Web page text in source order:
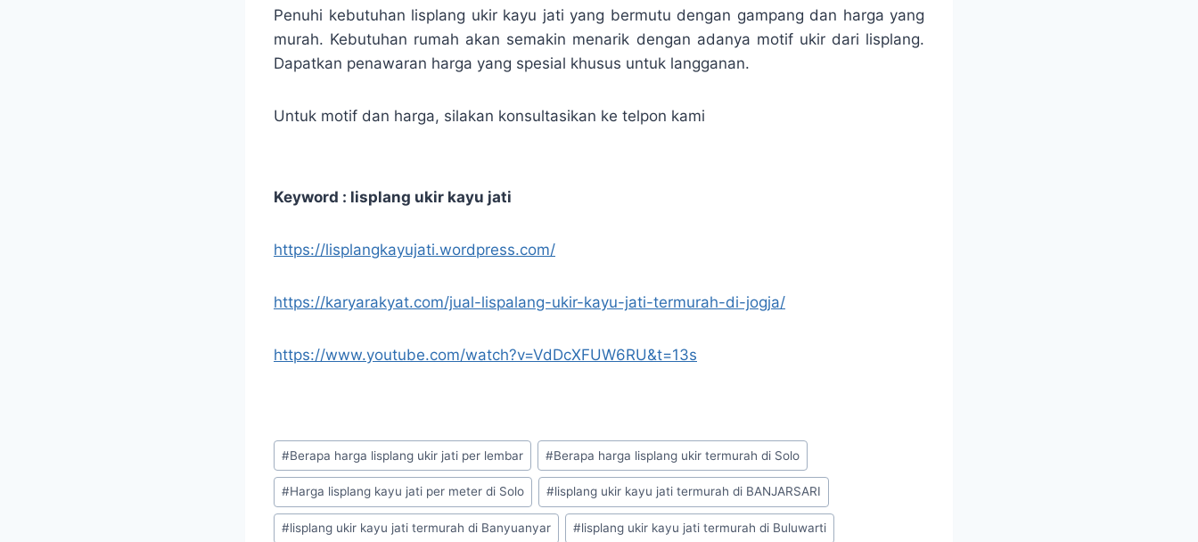
Penuhi kebutuhan lisplang ukir kayu jati yang bermutu dengan gampang dan harga yang
murah. Kebutuhan rumah akan semakin menarik dengan adanya motif ukir dari lisplang.
Dapatkan penawaran harga yang spesial khusus untuk langganan.
Untuk motif dan harga, silakan konsultasikan ke telpon kami
Keyword : lisplang ukir kayu jati
https://lisplangkayujati.wordpress.com/
https://karyarakyat.com/jual-lispalang-ukir-kayu-jati-termurah-di-jogja/
https://www.youtube.com/watch?v=VdDcXFUW6RU&t=13s
Post
Tags:
#Berapa harga lisplang ukir jati per lembar #Berapa harga lisplang ukir termurah di Solo
#Harga lisplang kayu jati per meter di Solo #lisplang ukir kayu jati termurah di BANJARSARI
#lisplang ukir kayu jati termurah di Banyuanyar #lisplang ukir kayu jati termurah di Buluwarti